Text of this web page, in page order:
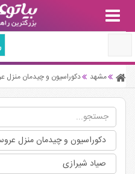
مشهد دکوراسیون و چیدمان منزل